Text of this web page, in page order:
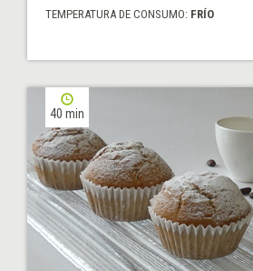
TEMPERATURA DE CONSUMO: FRÍO
40 min